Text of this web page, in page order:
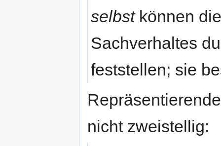
selbstkönnen
Sachverhaltes
feststellen; sie
nicht zweistellig: